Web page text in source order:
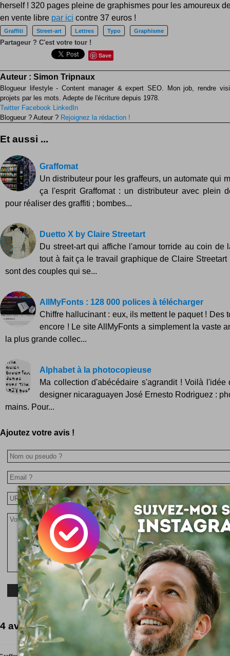
herself ! 320 pages pleine de graphismes pour les amoureux
en vente libre par ici contre 37 euros !
Graffiti Street-art Lettres Typo Graphisme
Partageur ? C'est votre tour !
Save
Auteur : Simon Tripnaux
Blogueur lifestyle - Content manager & expert SEO. Mon job, rendre
projets par les mots. Adepte de l'écriture depuis 1978.
Twitter Facebook LinkedIn
Blogueur ? Auteur ? Rejoignez la rédaction !
Et aussi ...
Graffomat
Un distributeur pour les graffeurs, un automate qui
ça l'esprit Graffomat : un distributeur avec plein
pour réaliser des graffiti ; bombes...
Duetto X by Claire Streetart
Du street-art qui affiche l'amour torride au coin de
tout à fait ça le travail graphique de Claire Streetart
sont des couples qui se...
AllMyFonts : 128 000 polices à télécharger
Chiffre hallucinant : eux, ils mettent le paquet ! Des
encore ! Le site AllMyFonts a simplement la vaste
la plus grande collec...
Alphabet à la photocopieuse
Ma collection d'abécédaire s'agrandit ! Voilà l'idée
designer nicaraguayen José Ernesto Rodriguez :
mains. Pour...
Ajoutez votre avis !
4 avis bien tournés